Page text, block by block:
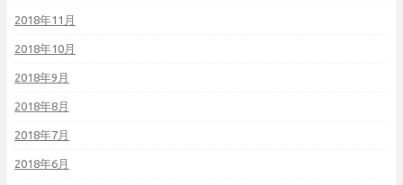
2018年11月
2018年10月
2018年9月
2018年8月
2018年7月
2018年6月